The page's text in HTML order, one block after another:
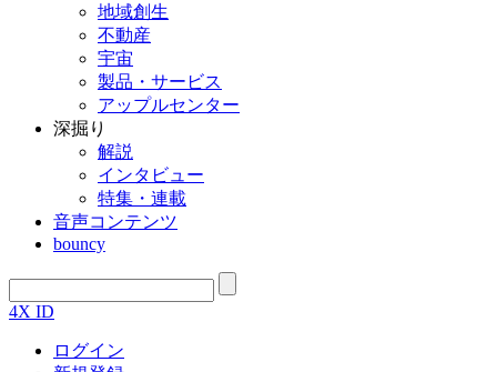
地域創生
不動産
宇宙
製品・サービス
アップルセンター
深掘り
解説
インタビュー
特集・連載
音声コンテンツ
bouncy
4X ID
ログイン